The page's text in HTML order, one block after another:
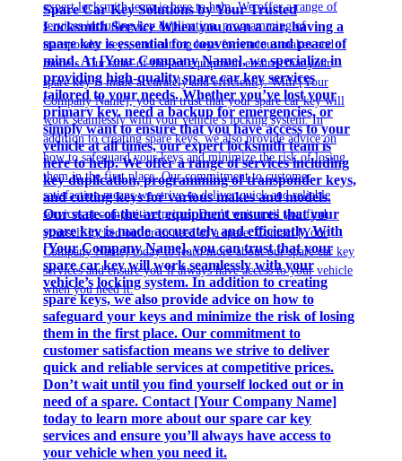
Spare Car Key Solutions by Your Trusted
Locksmith Service When you own a car, having a
spare key is essential for convenience and peace of
mind. At [Your Company Name], we specialize in
providing high-quality spare car key services
tailored to your needs. Whether you’ve lost your
primary key, need a backup for emergencies, or
simply want to ensure that you have access to your
vehicle at all times, our expert locksmith team is
here to help. We offer a range of services including
key duplication, programming of transponder keys,
and cutting keys for various makes and models.
Our state-of-the-art equipment ensures that your
spare key is made accurately and efficiently. With
[Your Company Name], you can trust that your
spare car key will work seamlessly with your
vehicle’s locking system. In addition to creating
spare keys, we also provide advice on how to
safeguard your keys and minimize the risk of losing
them in the first place. Our commitment to
customer satisfaction means we strive to deliver
quick and reliable services at competitive prices.
Don’t wait until you find yourself locked out or in
need of a spare. Contact [Your Company Name]
today to learn more about our spare car key
services and ensure you’ll always have access to
your vehicle when you need it.